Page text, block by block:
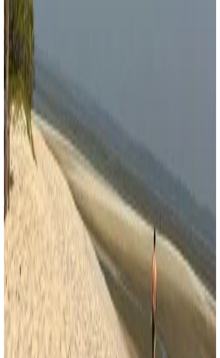
Réservation directe
Apartt380
Bissau
9.8
Réservation directe
Bissau Appart Résidence
Bissau
8.6